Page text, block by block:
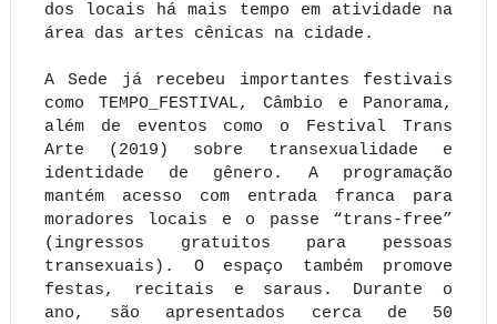
dos locais há mais tempo em atividade na
área das artes cênicas na cidade.
A Sede já recebeu importantes festivais
como TEMPO_FESTIVAL, Câmbio e Panorama,
além de eventos como o Festival Trans
Arte (2019) sobre transexualidade e
identidade de gênero. A programação
mantém acesso com entrada franca para
moradores locais e o passe “trans-free”
(ingressos gratuitos para pessoas
transexuais). O espaço também promove
festas, recitais e saraus. Durante o
ano, são apresentados cerca de 50